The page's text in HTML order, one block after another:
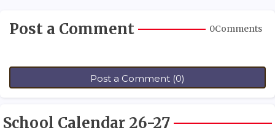
Post a Comment 0Comments
Post a Comment (0)
School Calendar 26-27